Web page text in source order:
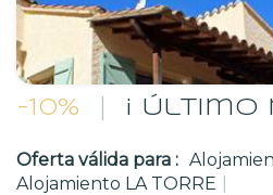
-10% ¡ Último
Oferta válida para :
Alojamiento LA TORRE